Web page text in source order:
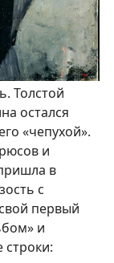
Толстой
остался
«чепухой».
и
в
с
первый
и
строки: